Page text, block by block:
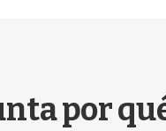
por